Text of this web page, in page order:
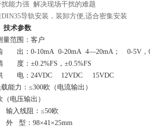
扰能力强 解决现场干扰的难题
DIN35导轨安装，装卸方便,适合密集安装
技术参数
量范围：客户
出：0-10mA 0-20mA 4—20mA；
度：±0.2%FS，±0.5%FS
供 电：24VDC
能力：≤300欧（电流输出）
（电压输出）
输入线阻：≤50欧
外 型： 98×41×25mm